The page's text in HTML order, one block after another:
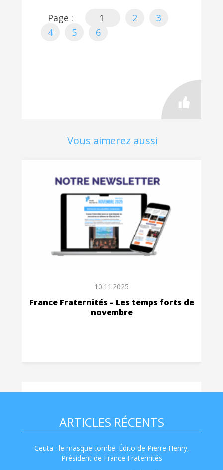
Page : 1 2
3
4
5 6
Vous aimerez aussi
10.11.2025
France Fraternités – Les temps forts de
novembre
ARTICLES RÉCENTS
Ceuta : le masque tombe. Édito de Pierre Henry,
Président de France Fraternités